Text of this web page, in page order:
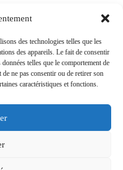
des technologies telles que les
des appareils. Le fait de consentir
telles que le comportement de
ne pas consentir ou de retirer son
caractéristiques et fonctions.
+
événement